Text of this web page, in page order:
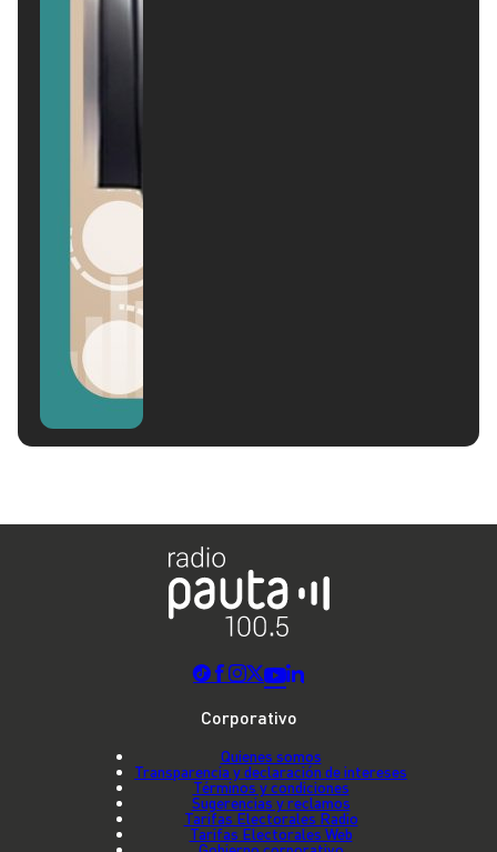
Corporativo
Quienes somos
Transparencia y declaración de intereses
Términos y condiciones
Sugerencias y reclamos
Tarifas Electorales Radio
Tarifas Electorales Web